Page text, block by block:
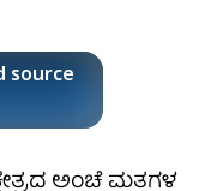
source
ಅಂಚೆ ಮತಗಳ